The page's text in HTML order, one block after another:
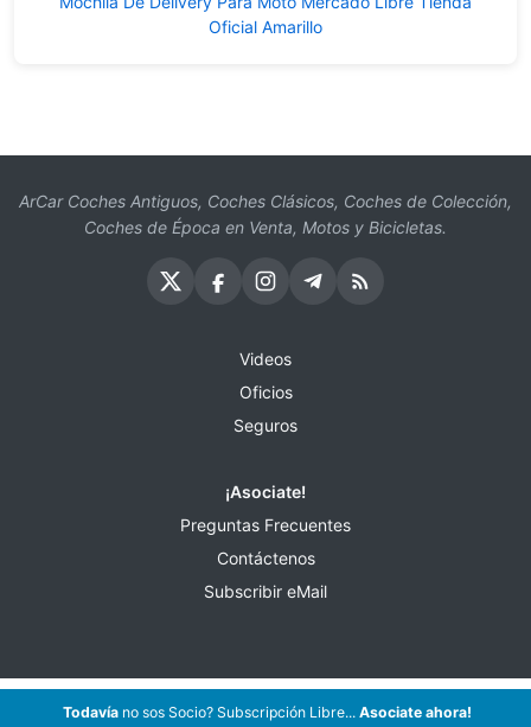
Oficial Amarillo
ArCar Coches Antiguos, Coches Clásicos, Coches de Colección,
Coches de Época en Venta, Motos y Bicicletas.
Videos
Oficios
Seguros
¡Asociate!
Preguntas Frecuentes
Contáctenos
Subscribir eMail
Todavíano sos Socio? Subscripción Libre... Asociate ahora!